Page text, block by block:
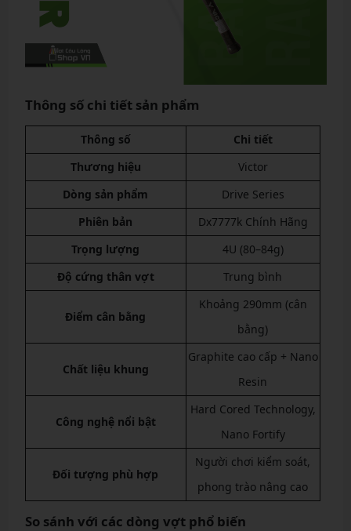
Thông số chi tiết sản phẩm
Thông số
Chi tiết
Thương hiệu
Victor
Dòng sản phẩm
Drive Series
Phiên bản
Dx7777k Chính Hãng
Trọng lượng
4U (80–84g)
Độ cứng thân vợt
Trung bình
Điểm cân bằng
Khoảng 290mm (cân
bằng)
Chất liệu khung
Graphite cao cấp + Nano
Resin
Công nghệ nổi bật
Hard Cored Technology,
Nano Fortify
Đối tượng phù hợp
Người chơi kiểm soát,
phong trào nâng cao
So sánh với các dòng vợt phổ biến